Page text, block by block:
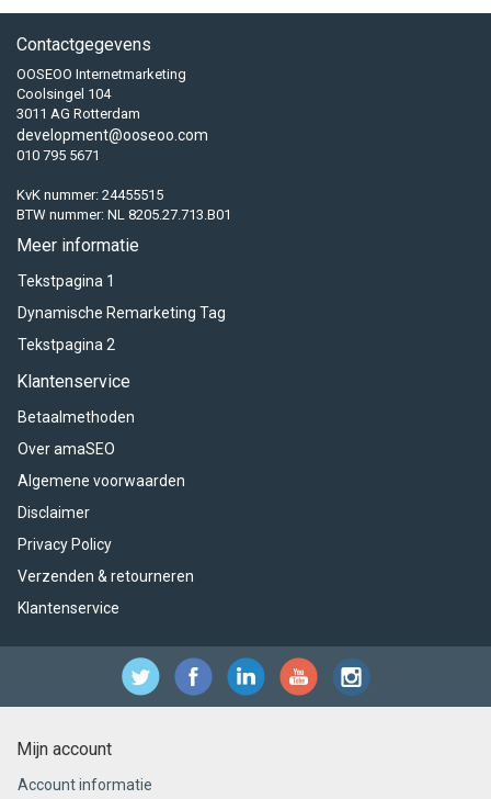
Contactgegevens
OOSEOO Internetmarketing
Coolsingel 104
3011 AG Rotterdam
development@ooseoo.com
010 795 5671
KvK nummer: 24455515
BTW nummer: NL 8205.27.713.B01
Meer informatie
Tekstpagina 1
Dynamische Remarketing Tag
Tekstpagina 2
Klantenservice
Betaalmethoden
Over amaSEO
Algemene voorwaarden
Disclaimer
Privacy Policy
Verzenden & retourneren
Klantenservice
Mijn account
Account informatie